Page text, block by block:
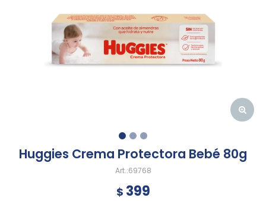
Huggies Crema Protectora Bebé 80g
69768
$ 399